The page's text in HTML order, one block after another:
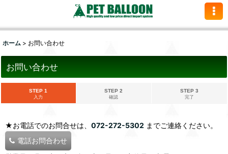
ホーム > お問い合わせ
お問い合わせ
STEP 1
入力
STEP 2
確認
STEP 3
完了
★お電話でのお問合せは、 072-272-5302 までご連絡ください。
電話お問合わせ